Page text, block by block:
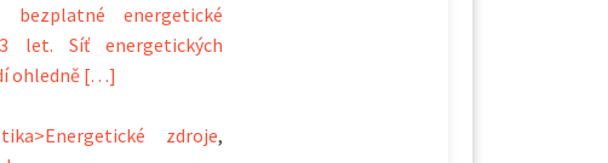
bezplatné energetické
let. Síť energetických
ohledně […]
zdroje,